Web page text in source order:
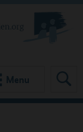
Menu